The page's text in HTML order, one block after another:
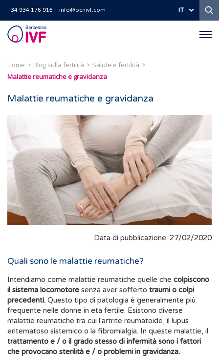
+34 934 176 916 info@bcnivf.com IT
Barcelona
IVF
Home Blog sulla fertilità
Salute e fertilità
Malattie reumatiche e gravidanza
Malattie reumatiche e gravidanza
Data di pubblicazione: 27/02/2020
Quali sono le malattie reumatiche?
Intendiamo come malattie reumatiche quelle che colpiscono
il sistema locomotore senza aver sofferto traumi o colpi
precedenti. Questo tipo di patologia è generalmente più
frequente nelle donne in età fertile. Esistono diverse
malattie reumatiche tra cui l'artrite reumatoide, il lupus
eritematoso sistemico o la fibromialgia. In queste malattie, il
trattamento e / o il grado stesso di infermità sono i fattori
che provocano sterilità e / o problemi in gravidanza.